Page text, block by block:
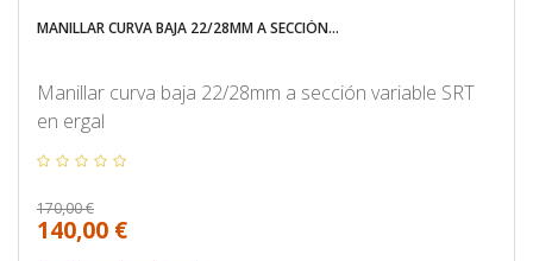
MANILLAR CURVA BAJA 22/28MM A SECCIÓN...
Manillar curva baja 22/28mm a sección variable SRT
en ergal
170,00 €
140,00 €